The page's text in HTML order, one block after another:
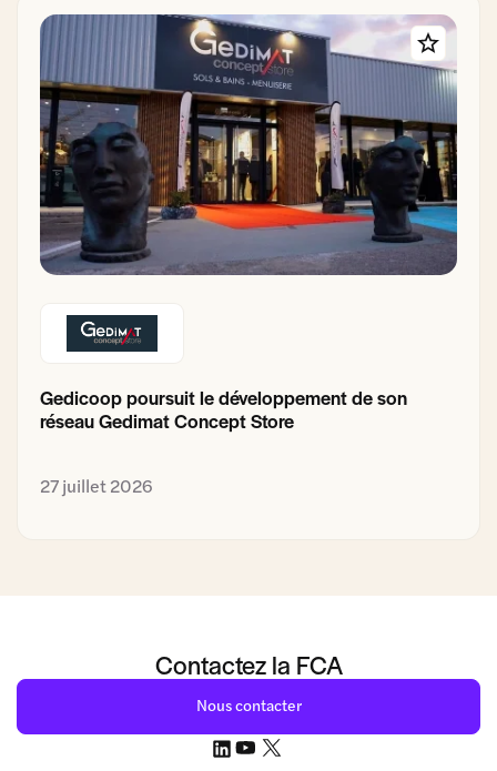
Gedicoop poursuit le développement de son
réseau Gedimat Concept Store
27 juillet 2026
Contactez la FCA
Nous contacter